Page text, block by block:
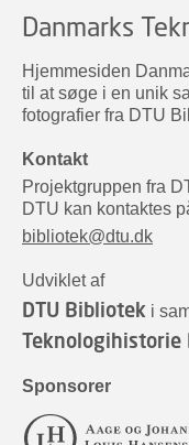
Danmarks
Hjemmesiden
til at søge i en unik
fotografier fra DTU
Kontakt
Projektgruppen fra
DTU kan kontaktes
bibliotek@dtu.dk
Udviklet af
DTU Bibliotek i
Teknologihistorie
Sponsorer